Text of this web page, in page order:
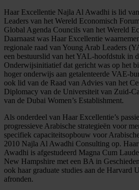
Haar Excellentie Najla Al Awadhi is lid
Leaders van het Wereld Economisch
Global Agenda Councils van het Wereld
Daarnaast was Haar Excellentie
regionale raad van Young Arab Leaders
een bestuurslid van het YAL-hoofdstuk in
Onderwijsinitiatief dat gericht was op het
hoger onderwijs aan getalenteerde VAE-
ook lid van de Raad van Advies van het
Diplomacy van de Universiteit van Zuid-
van de Dubai Women’s Establishment.
Als onderdeel van Haar Excellentie’s
progressieve Arabische strategieën voor
specifiek capaciteitsopbouw voor
2010 Najla Al Awadhi Consulting op.
Awadhi is afgestudeerd Magna Cum
New Hampshire met een BA in
ook haar graduate studies aan de Harvard
afronden.